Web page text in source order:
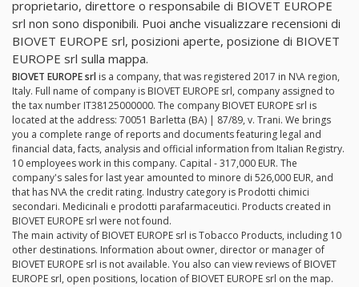
proprietario, direttore o responsabile di BIOVET EUROPE
srl non sono disponibili. Puoi anche visualizzare recensioni di
BIOVET EUROPE srl, posizioni aperte, posizione di BIOVET
EUROPE srl sulla mappa.
BIOVET EUROPE srl is a company, that was registered 2017 in N\A region,
Italy. Full name of company is BIOVET EUROPE srl, company assigned to
the tax number IT38125000000. The company BIOVET EUROPE srl is
located at the address: 70051 Barletta (BA) | 87/89, v. Trani. We brings
you a complete range of reports and documents featuring legal and
financial data, facts, analysis and official information from Italian Registry.
10 employees work in this company. Capital - 317,000 EUR. The
company's sales for last year amounted to minore di 526,000 EUR, and
that has N\A the credit rating. Industry category is Prodotti chimici
secondari. Medicinali e prodotti parafarmaceutici. Products created in
BIOVET EUROPE srl were not found.
The main activity of BIOVET EUROPE srl is Tobacco Products, including 10
other destinations. Information about owner, director or manager of
BIOVET EUROPE srl is not available. You also can view reviews of BIOVET
EUROPE srl, open positions, location of BIOVET EUROPE srl on the map.